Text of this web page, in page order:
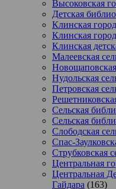
Высоковская
Детская
Клинская
Клинская
Клинская
Малеевская
Новощаповская
Нудольская
Петровская
Сельская
Сельская
Слободская
Спас-
Струбковская
Центральная
Центральная
Гайдара (163)